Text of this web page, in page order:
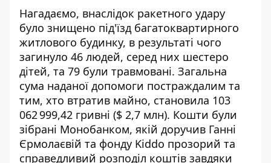
Нагадаємо, внаслідок ракетного удару
було знищено під'їзд багатоквартирного
житлового будинку, в результаті чого
загинуло 46 людей, серед них шестеро
дітей, та 79 були травмовані. Загальна
сума наданої допомоги постраждалим та
тим, хто втратив майно, становила 103
062 999,42 гривні ($ 2,7 млн). Кошти були
зібрані Монобанком, якій доручив Ганні
Єрмолаєвій та фонду Kiddo прозорий та
справедливий розподіл коштів завдяки